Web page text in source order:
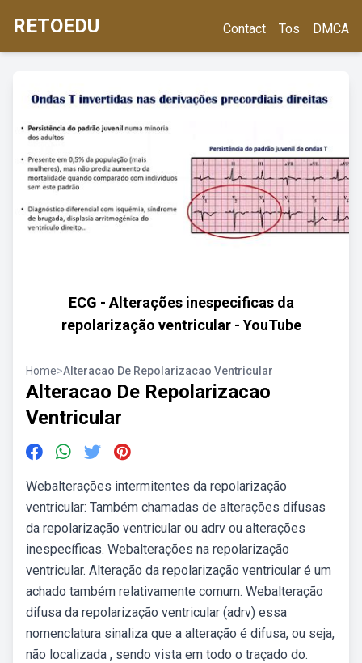
RETOEDU Contact Tos DMCA
ECG - Alterações inespecificas da
repolarização ventricular - YouTube
Home>Alteracao De Repolarizacao Ventricular
Alteracao De Repolarizacao
Ventricular
Webalterações intermitentes da repolarização
ventricular: Também chamadas de alterações difusas
da repolarização ventricular ou adrv ou alterações
inespecíficas. Webalterações na repolarização
ventricular. Alteração da repolarização ventricular é um
achado também relativamente comum. Webalteração
difusa da repolarização ventricular (adrv) essa
nomenclatura sinaliza que a alteração é difusa, ou seja,
não localizada , sendo vista em todo o traçado do.